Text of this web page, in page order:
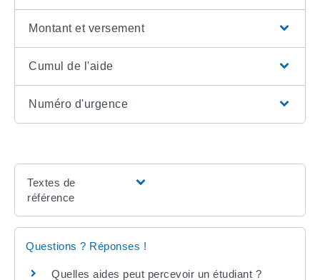
Montant et versement
Cumul de l'aide
Numéro d'urgence
Textes de
référence
Questions ? Réponses !
Quelles aides peut percevoir un étudiant ?